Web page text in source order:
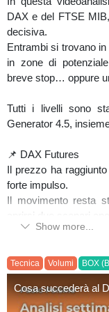
esattamente regolari.
tecnica) non può
una serie di regole
- Per approfondimenti:
DAX e del FTSE
decisiva.
Entrambi si trovano
in zone di
breve stop… oppure
Tutti i livelli sono
Generator 4.5,
📌 DAX Futures
Il prezzo ha
forte impulso.
Il movimento resta
aprirsi due scenari
Breve ritracciamento
In entrambi i casi, il
Show more...
Tecnica Volumi BOX
Cosa succederà al